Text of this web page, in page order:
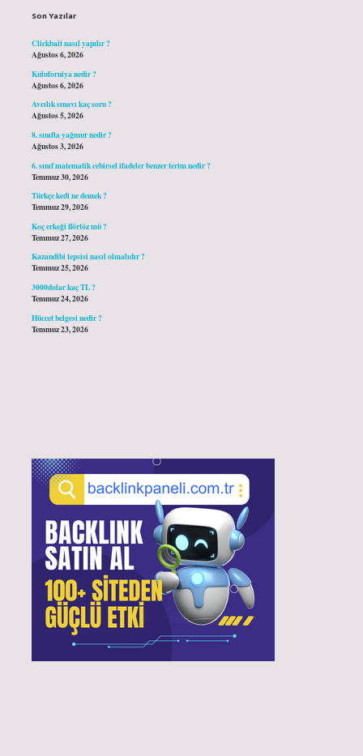
Son Yazılar
Clickbait nasıl yapılır ?
Ağustos 6, 2026
Kuluforniya nedir ?
Ağustos 6, 2026
Avcılık sınavı kaç soru ?
Ağustos 5, 2026
8. sınıfta yağmur nedir ?
Ağustos 3, 2026
6. sınıf matematik cebirsel ifadeler benzer terim nedir ?
Temmuz 30, 2026
Türkçe kedi ne demek ?
Temmuz 29, 2026
Koç erkeği flörtöz mü ?
Temmuz 27, 2026
Kazandibi tepsisi nasıl olmalıdır ?
Temmuz 25, 2026
3000dolar kaç TL ?
Temmuz 24, 2026
Hüccet belgesi nedir ?
Temmuz 23, 2026